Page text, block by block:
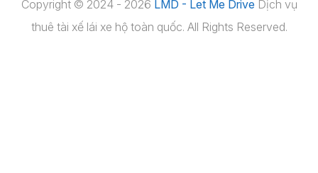
Copyright © 2024 - 2026 LMD - Let Me Drive Dịch vụ
thuê tài xế lái xe hộ toàn quốc. All Rights Reserved.